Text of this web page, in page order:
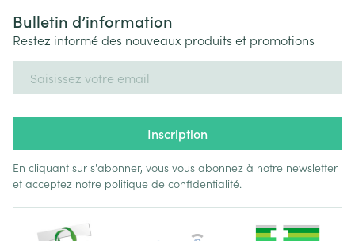
Bulletin d’information
Restez informé des nouveaux produits et promotions
Inscription
En cliquant sur s'abonner, vous vous abonnez à notre newsletter
et acceptez notre politique de confidentialité.